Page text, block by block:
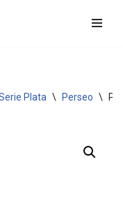
Plata \ Perseo \